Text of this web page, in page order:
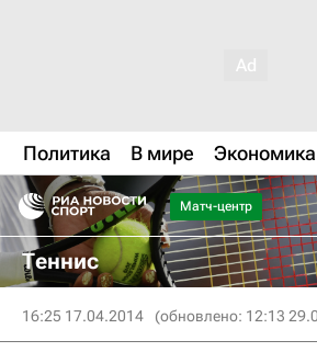
Политика В мире Экономика
Матч-центр
Теннис
16:25 17.04.2014 (обновлено: 12:13